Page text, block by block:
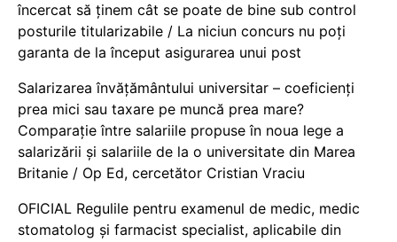
încercat să ținem cât se poate de bine sub control
posturile titularizabile / La niciun concurs nu poți
garanta de la început asigurarea unui post
Salarizarea învățământului universitar – coeficienți
prea mici sau taxare pe muncă prea mare?
Comparație între salariile propuse în noua lege a
salarizării și salariile de la o universitate din Marea
Britanie / Op Ed, cercetător Cristian Vraciu
OFICIAL Regulile pentru examenul de medic, medic
stomatolog și farmacist specialist, aplicabile din